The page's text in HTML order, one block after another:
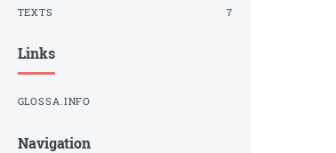
TEXTS 7
Links
GLOSSA.INFO
Navigation